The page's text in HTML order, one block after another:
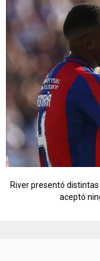
River presentó
aceptó